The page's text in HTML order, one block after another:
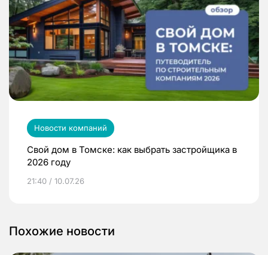
Новости компаний
Свой дом в Томске: как выбрать застройщика в
2026 году
21:40 / 10.07.26
Похожие новости